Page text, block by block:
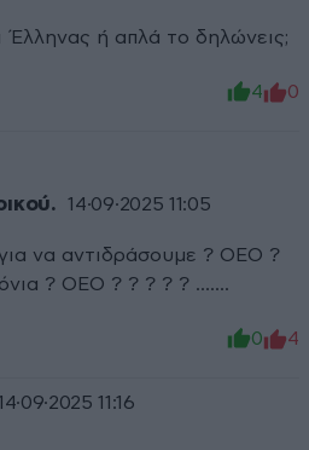
Έλληνας ή απλά το δηλώνεις;
4 0
14·09·2025 11:05
να αντιδράσουμε ? ΟΕΟ ?
? ΟΕΟ ? ? ? ? ? .......
0 4
11:16